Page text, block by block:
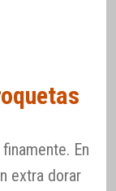
finamente. En
extra dorar